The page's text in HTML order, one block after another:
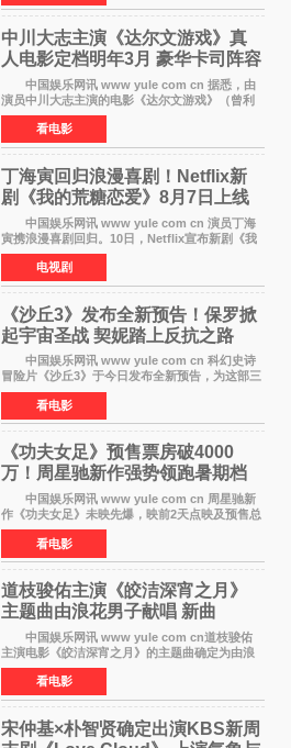
悚片女王梅
中川大志主演《达尔文游戏》真
人电影定档明年3月 豪华卡司阵容
公开
中国娱乐网讯 www yule com cn 据悉，由
演员中川大志主演的电影《达尔文游戏》（曾利
文彦执导）将于明年3月12日上映，该消息于7月9
日公布。 本片为累计发行量突破1000万册的
同名漫画的真
看电影
丁海寅回归浪漫喜剧！Netflix新
剧《我的荒糖恋爱》8月7日上线
中国娱乐网讯 www yule com cn 演员丁海
寅携浪漫喜剧回归。10日，Netflix宣布新剧《我
的荒糖恋爱》将于下月7日上线。 《我的荒糖
恋爱》是一部浪漫喜剧，讲述患上失忆症的检察
官高恩彩与
电视剧
《沙丘3》发布全新预告！保罗掀
起宇宙圣战 契妮踏上反抗之路
中国娱乐网讯 www yule com cn 科幻史诗
冒险片《沙丘3》于今日发布全新预告，为这部三
部曲最终章揭开神秘面纱。预告中展现了17年过
去后，保罗·厄崔迪以穆阿迪布之名登基称帝，发
动了一场
看电影
《功夫女足》预售票房破4000
万！周星驰新作强势领跑暑期档
中国娱乐网讯 www yule com cn 周星驰新
作《功夫女足》未映先爆，映前2天点映及预售总
票房已突破4000万大关，成为暑期档最受期待的
电影之一。这部融合功夫元素与足球题材的喜剧
电影，将于7月
看电影
道枝骏佑主演《皎洁深宵之月》
主题曲由浪花男子献唱 新曲
《Moonlit》预告公开
中国娱乐网讯 www yule com cn道枝骏佑
主演电影《皎洁深宵之月》的主题曲确定为由浪
花男子演唱的新曲《Moonlit》。使用该乐曲的最
新预告片也已制作完成。 本片讲述的是市村
琥珀（道枝骏佑
看电影
宋仲基×朴智贤确定出演KBS新周